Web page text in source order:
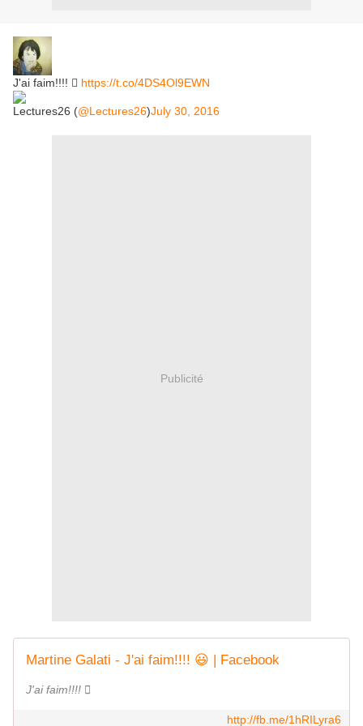
J'ai faim!!!! 󾌰 https://t.co/4DS4Ol9EWN
Lectures26 (@Lectures26)July 30, 2016
Publicité
Martine Galati - J'ai faim!!!! 😃 | Facebook
J'ai faim!!!! 󾌰
http://fb.me/1hRILyra6